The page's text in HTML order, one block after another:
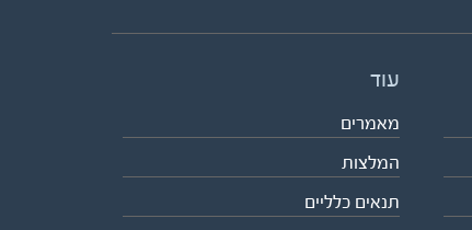
עוד
מאמרים
המלצות
תנאים כלליים